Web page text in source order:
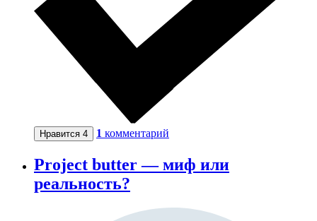
Нравится 4 1 комментарий
Project butter — миф или
реальность?